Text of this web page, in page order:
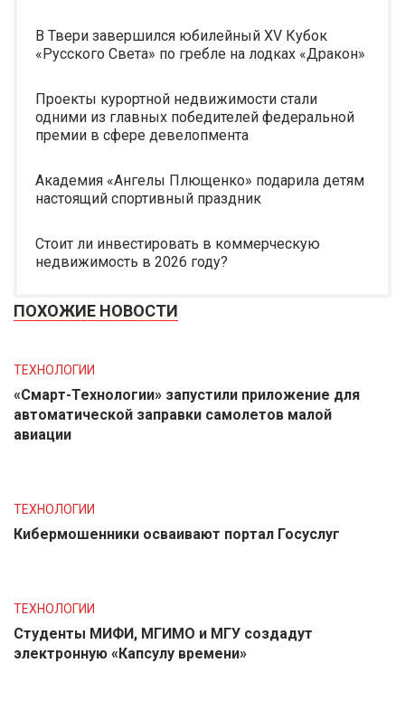
В Твери завершился юбилейный XV Кубок
«Русского Света» по гребле на лодках «Дракон»
Проекты курортной недвижимости стали
одними из главных победителей федеральной
премии в сфере девелопмента
Академия «Ангелы Плющенко» подарила детям
настоящий спортивный праздник
Стоит ли инвестировать в коммерческую
недвижимость в 2026 году?
ПОХОЖИЕ НОВОСТИ
ТЕХНОЛОГИИ
«Смарт-Технологии» запустили приложение для
автоматической заправки самолетов малой
авиации
ТЕХНОЛОГИИ
Кибермошенники осваивают портал Госуслуг
ТЕХНОЛОГИИ
Студенты МИФИ, МГИМО и МГУ создадут
электронную «Капсулу времени»